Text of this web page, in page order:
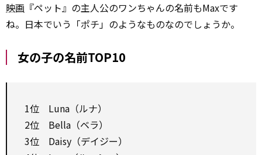
映画 『ペット』の主人公のワンちゃんの名前もMaxです
ね。日本でいう「ポチ」のようなものなのでしょうか。
女の子の名前TOP10
1位 Luna（ルナ）
2位 Bella（ベラ）
3位 Daisy（デイジー）